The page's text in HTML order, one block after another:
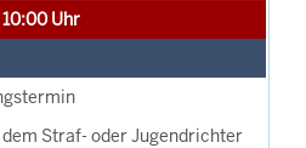
Uhr
Straf- oder Jugendrichter